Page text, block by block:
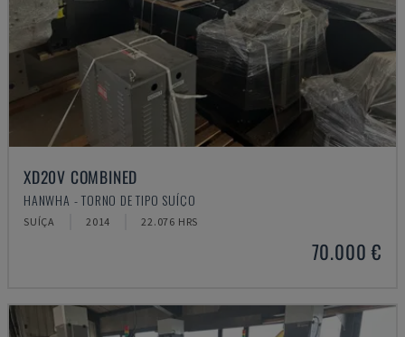
XD20V COMBINED
HANWHA - TORNO DE TIPO SUÍÇO
SUÍÇA 2014 22.076 HRS
70.000 €